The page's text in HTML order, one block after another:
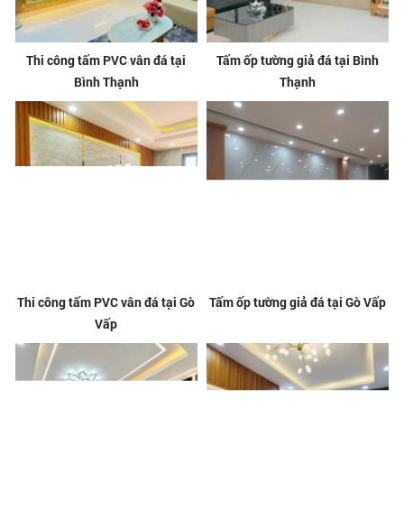
Thi công tấm PVC vân đá tại
Bình Thạnh
Tấm ốp tường giả đá tại Bình
Thạnh
Thi công tấm PVC vân đá tại Gò
Vấp
Tấm ốp tường giả đá tại Gò Vấp